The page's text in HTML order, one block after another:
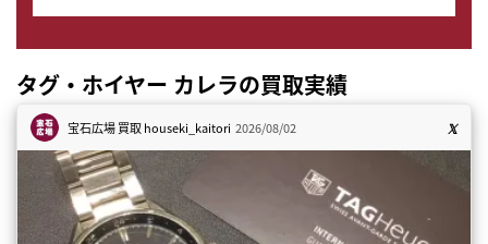
タグ・ホイヤー カレラの買取実績
宝石広場 買取houseki_kaitori 2026/08/02